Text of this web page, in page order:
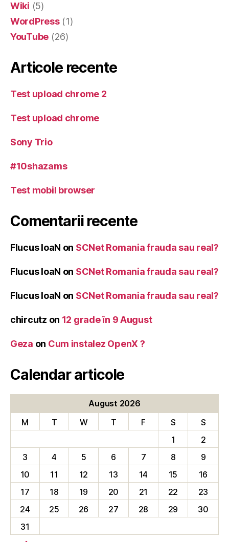
Wiki (5)
WordPress(1)
YouTube (26)
Articole recente
Test upload chrome 2
Test upload chrome
Sony Trio
#10shazams
Test mobil browser
Comentarii recente
Flucus IoaN on SCNet Romania frauda sau real?
Flucus IoaN on SCNet Romania frauda sau real?
Flucus IoaN on SCNet Romania frauda sau real?
chircutz on 12 grade în 9 August
Geza on Cum instalez OpenX ?
Calendar articole
August 2026
M
T W T F S
S
1
2
3
4 5 6 7 8
9
10
11 12 13 14 15
16
17
18 19 20 21 22
23
24
25 26 27 28 29
30
31